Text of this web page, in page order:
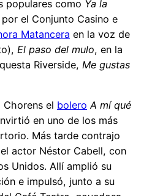
populares como Ya la
el Conjunto Casino e
Matancera en la voz de
El paso del mulo, en la
Riverside, Me gustas
el bolero A mí qué
en uno de los más
Más tarde contrajo
actor Néstor Cabell, con
Unidos. Allí amplió su
e impulsó, junto a su